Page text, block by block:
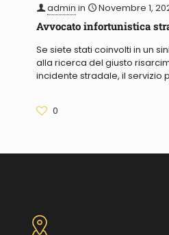
admin in Novembre 1,
Avvocato infortunistica
Se siete stati coinvolti in un
alla ricerca del giusto
incidente stradale, il servizio
0